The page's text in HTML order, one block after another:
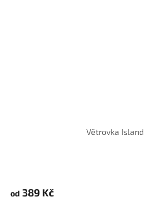
Větrovka Island
od 389 Kč